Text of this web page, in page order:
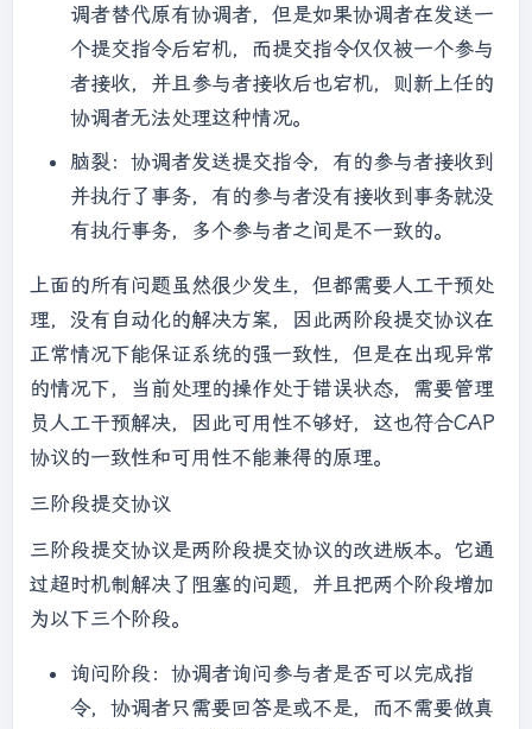
调者替代原有协调者，但是如果协调者在发送一
个提交指令后宕机，而提交指令仅仅被一个参与
者接收，并且参与者接收后也宕机，则新上任的
协调者无法处理这种情况。
脑裂：协调者发送提交指令，有的参与者接收到
并执行了事务，有的参与者没有接收到事务就没
有执行事务，多个参与者之间是不一致的。
上面的所有问题虽然很少发生，但都需要人工干预处
理，没有自动化的解决方案，因此两阶段提交协议在
正常情况下能保证系统的强一致性，但是在出现异常
的情况下，当前处理的操作处于错误状态，需要管理
员人工干预解决，因此可用性不够好，这也符合CAP
协议的一致性和可用性不能兼得的原理。
三阶段提交协议
三阶段提交协议是两阶段提交协议的改进版本。它通
过超时机制解决了阻塞的问题，并且把两个阶段增加
为以下三个阶段。
询问阶段：协调者询问参与者是否可以完成指
令，协调者只需要回答是或不是，而不需要做真